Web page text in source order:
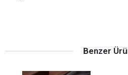
Benzer